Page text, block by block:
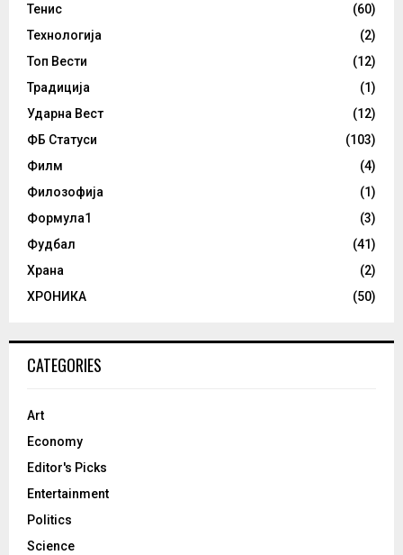
Тенис
(60)
Технологија
(2)
Топ Вести
(12)
Традиција
(1)
Ударна Вест
(12)
ФБ Статуси
(103)
Филм
(4)
Филозофија
(1)
Формула1
(3)
Фудбал
(41)
Храна
(2)
ХРОНИКА
(50)
CATEGORIES
Art
Economy
Editor's Picks
Entertainment
Politics
Science